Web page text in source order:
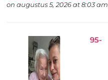
on augustus 5, 2026 at 8:03 am
95-